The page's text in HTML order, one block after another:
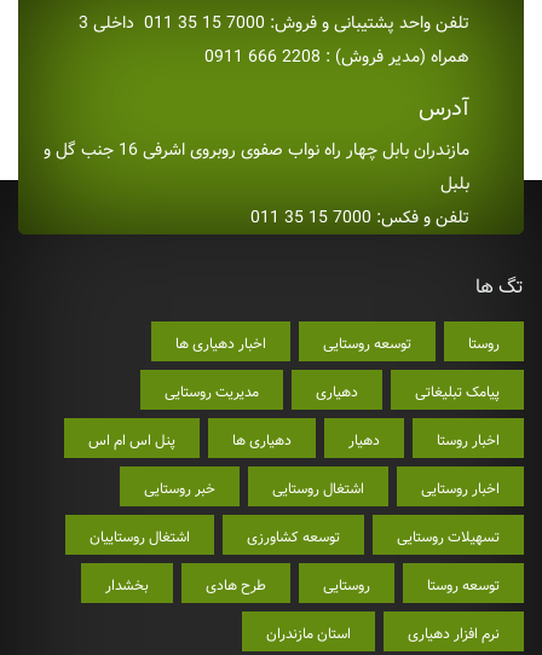
تلفن واحد پشتیبانی و فروش: 7000 15 35 011 داخلی 3
همراه (مدیر فروش) : 2208 666 0911
آدرس
مازندران بابل چهار راه نواب صفوی روبروی اشرفی 16 جنب گل و
بلبل
تلفن و فکس: 7000 15 35 011
تگ ها
روستا توسعه روستایی اخبار دهیاری ها
پیامک تبلیغاتی دهیاری مدیریت روستایی
اخبار روستا دهیار دهیاری ها پنل اس ام اس
اخبار روستایی اشتغال روستایی خبر روستایی
تسهیلات روستایی توسعه کشاورزی اشتغال روستاییان
توسعه روستا روستایی طرح هادی بخشدار
نرم افزار دهیاری استان مازندران